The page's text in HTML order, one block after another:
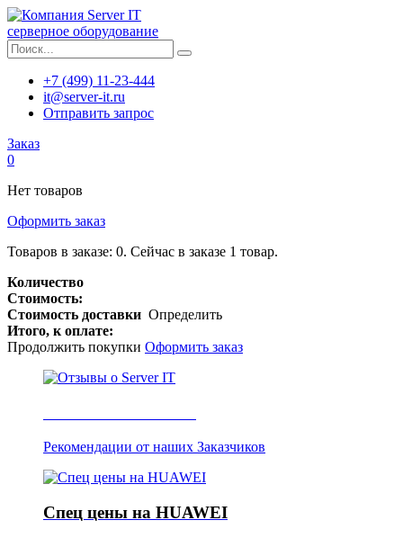
серверное оборудование
+7 (499) 11-23-444
it@server-it.ru
Отправить запрос
Заказ
0
Нет товаров
Оформить заказ
Товаров в заказе: 0. Сейчас в заказе 1 товар.
Количество
Стоимость:
Стоимость доставки Определить
Итого, к оплате:
Продолжить покупки Оформить заказ
Рекомендации от наших Заказчиков
Спец цены на HUAWEI